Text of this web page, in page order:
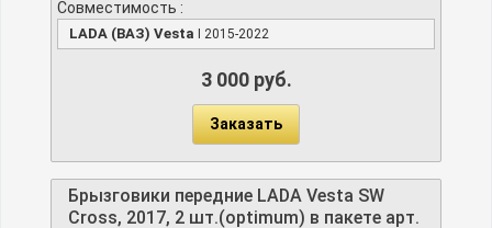
Совместимость :
LADA (ВАЗ) Vesta I 2015-2022
3 000 руб.
Заказать
Брызговики передние LADA Vesta SW
Cross, 2017, 2 шт.(optimum) в пакете арт.